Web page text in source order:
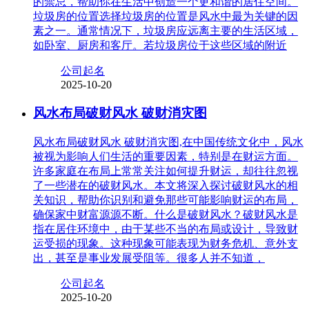
垃圾房的位置选择垃圾房的位置是风水中最为关键的因
素之一。通常情况下，垃圾房应远离主要的生活区域，
如卧室、厨房和客厅。若垃圾房位于这些区域的附近
公司起名
2025-10-20
风水布局破财风水 破财消灾图
风水布局破财风水 破财消灾图,在中国传统文化中，风水
被视为影响人们生活的重要因素，特别是在财运方面。
许多家庭在布局上常常关注如何提升财运，却往往忽视
了一些潜在的破财风水。本文将深入探讨破财风水的相
关知识，帮助你识别和避免那些可能影响财运的布局，
确保家中财富源源不断。什么是破财风水？破财风水是
指在居住环境中，由于某些不当的布局或设计，导致财
运受损的现象。这种现象可能表现为财务危机、意外支
出，甚至是事业发展受阻等。很多人并不知道，
公司起名
2025-10-20